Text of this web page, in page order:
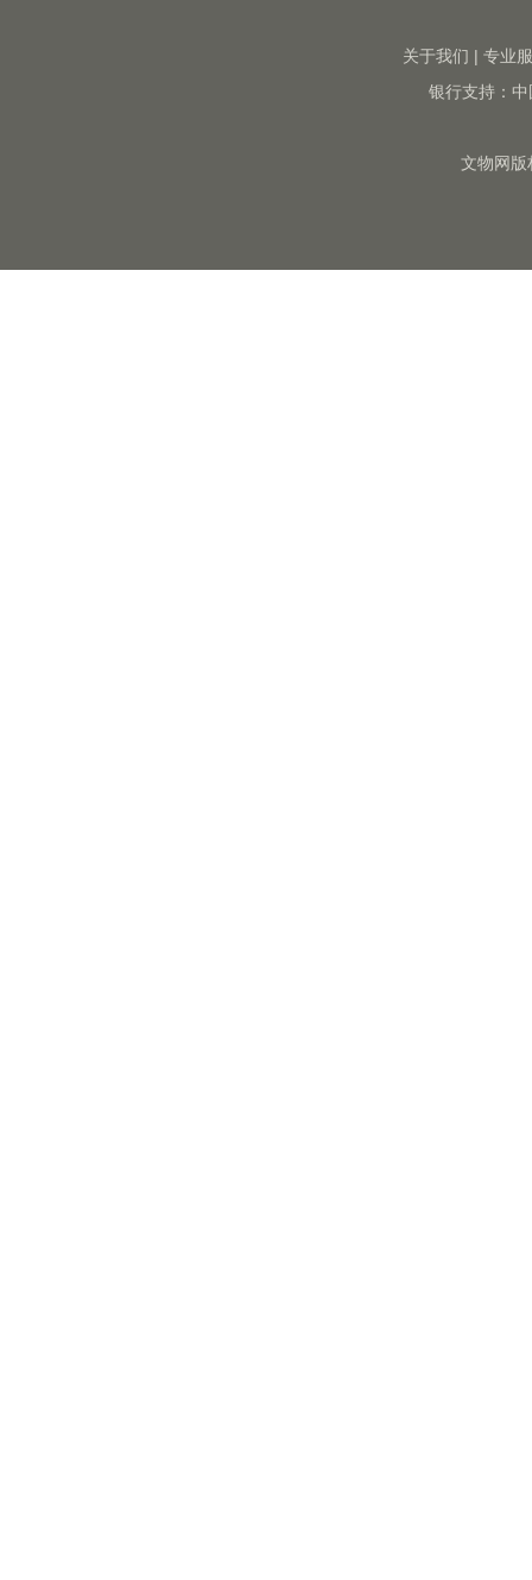
关于我们 | 专业
银行支持：
文物网